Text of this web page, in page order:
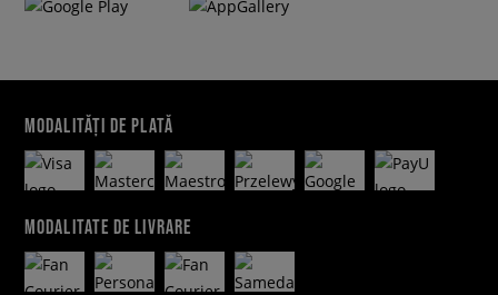
MODALITĂȚI DE PLATĂ
MODALITATE DE LIVRARE